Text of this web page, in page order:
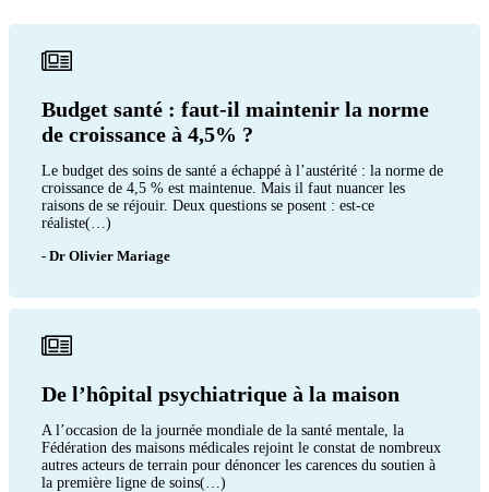
Budget santé : faut-il maintenir la norme
de croissance à 4,5% ?
Le budget des soins de santé a échappé à l’austérité : la norme de
croissance de 4,5 % est maintenue. Mais il faut nuancer les
raisons de se réjouir. Deux questions se posent : est-ce
réaliste(…)
- Dr Olivier Mariage
De l’hôpital psychiatrique à la maison
A l’occasion de la journée mondiale de la santé mentale, la
Fédération des maisons médicales rejoint le constat de nombreux
autres acteurs de terrain pour dénoncer les carences du soutien à
la première ligne de soins(…)